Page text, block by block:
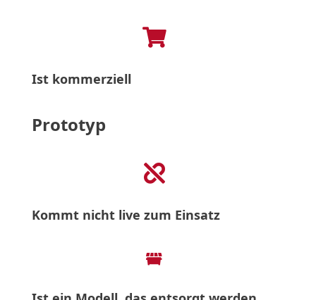

Ist kommerziell
Prototyp

Kommt nicht live zum Einsatz
